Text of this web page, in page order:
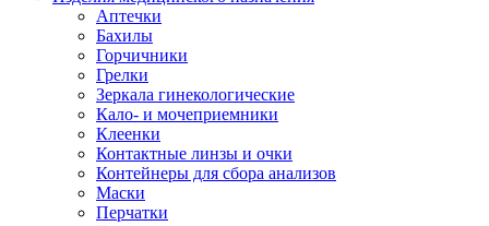
Аптечки
Бахилы
Горчичники
Грелки
Зеркала гинекологические
Кало- и мочеприемники
Клеенки
Контактные линзы и очки
Контейнеры для сбора анализов
Маски
Перчатки